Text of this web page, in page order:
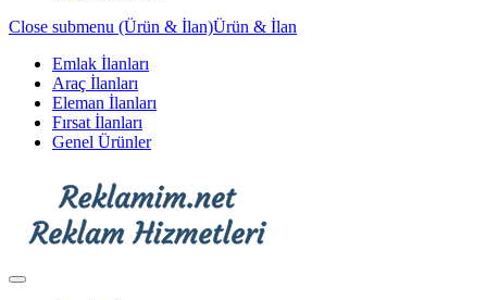
Close submenu (Ürün & İlan)Ürün & İlan
Emlak İlanları
Araç İlanları
Eleman İlanları
Fırsat İlanları
Genel Ürünler